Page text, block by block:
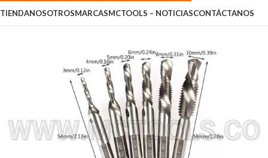
TIENDANOSOTROSMARCASMCTOOLS – NOTICIASCONTÁCTANOS